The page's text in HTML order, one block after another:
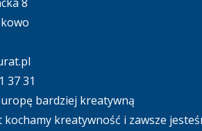
8
37 31
bardziej kreatywną
kochamy kreatywność i zawsze